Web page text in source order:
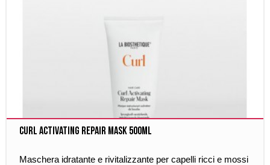
Curl Activating Repair Mask 500ml
Maschera idratante e rivitalizzante per capelli ricci e mossi